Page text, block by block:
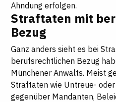
Ahndung erfolgen.
Straftaten mit
Bezug
Ganz anders sieht es bei
berufsrechtlichen Bezug
Münchener Anwalts. Meist
Straftaten wie Untreue-
gegenüber Mandanten,